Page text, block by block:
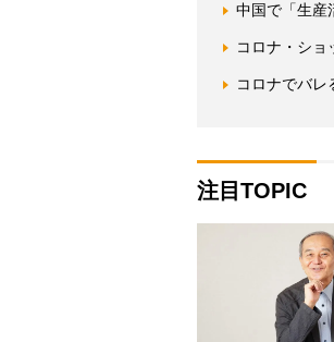
中国で「生産
コロナ・ショ
コロナでバレ
注目TOPIC